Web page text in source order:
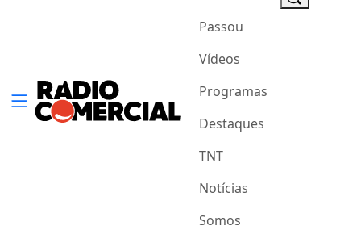
Passou
Vídeos
Programas
Destaques
TNT
Notícias
Somos